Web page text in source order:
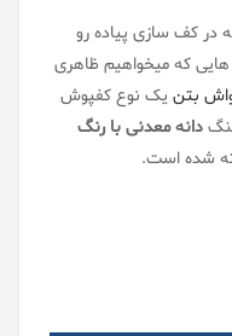
کف سازی پیاده رو
که میخواهیم ظاهری
بتن یک نوع کفپوش
دانه معدنی با رنگ
شده است.